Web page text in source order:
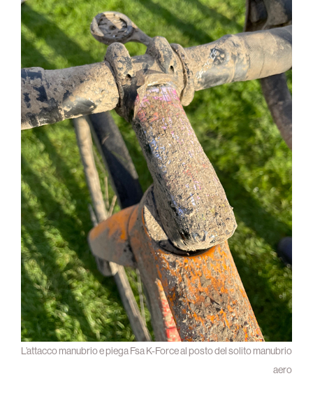
L’attacco manubrio e piega Fsa K-Force al posto del solito manubrio
aero